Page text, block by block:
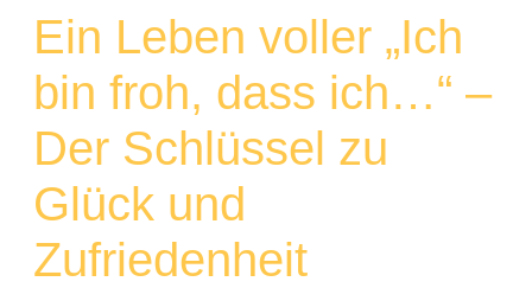
Ein Leben voller „Ich
bin froh, dass ich…“ –
Der Schlüssel zu
Glück und
Zufriedenheit